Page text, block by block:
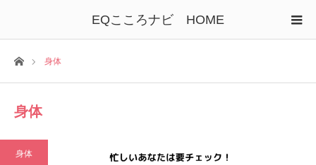
EQこころナビ HOME
ホーム身体
身体
身体